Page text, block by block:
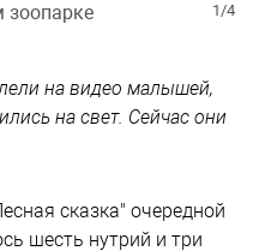
1/4
зоопарке
на видео малышей,
на свет. Сейчас они
сказка" очередной
шесть нутрий и три